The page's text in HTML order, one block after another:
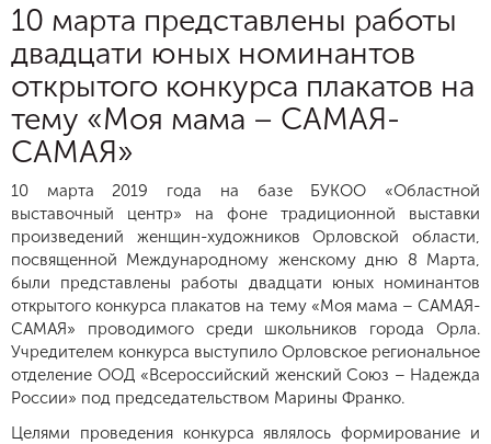
10 марта представлены работы
двадцати юных номинантов
открытого конкурса плакатов на
тему «Моя мама – САМАЯ-
САМАЯ»
10 марта 2019 года на базе БУКОО «Областной
выставочный центр» на фоне традиционной выставки
произведений женщин-художников Орловской области,
посвященной Международному женскому дню 8 Марта,
были представлены работы двадцати юных номинантов
открытого конкурса плакатов на тему «Моя мама – САМАЯ-
САМАЯ» проводимого среди школьников города Орла.
Учредителем конкурса выступило Орловское региональное
отделение ООД «Всероссийский женский Союз – Надежда
России» под председательством Марины Франко.
Целями проведения конкурса являлось формирование и